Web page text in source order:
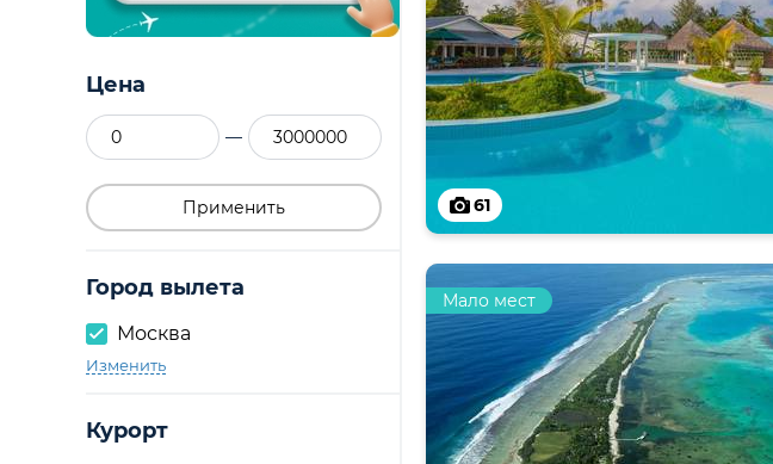
Цена
—
Применить
Город вылета
Москва
Изменить
Курорт
61
Мало мест